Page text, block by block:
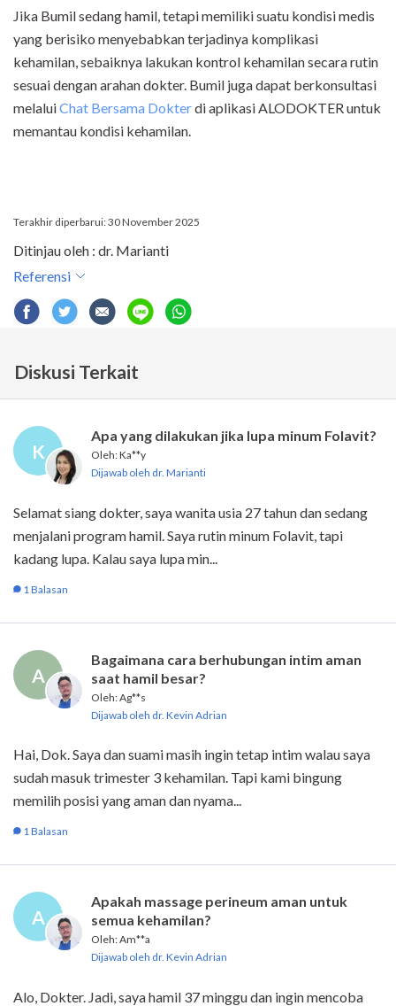
Jika Bumil sedang hamil, tetapi memiliki suatu kondisi medis
yang berisiko menyebabkan terjadinya komplikasi
kehamilan, sebaiknya lakukan kontrol kehamilan secara rutin
sesuai dengan arahandokter. Bumil juga dapat berkonsultasi
melaluiChat Bersama Dokterdi aplikasi ALODOKTER untuk
memantau kondisi kehamilan.
Terakhir diperbarui: 30 November 2025